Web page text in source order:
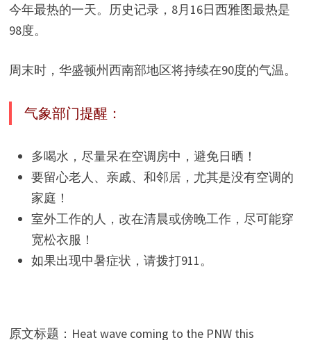
今年最热的一天。历史记录，8月16日西雅图最热是
98度。
周末时，华盛顿州西南部地区将持续在90度的气温。
气象部门提醒：
多喝水，尽量呆在空调房中，避免日晒！
要留心老人、亲戚、和邻居，尤其是没有空调的
家庭！
室外工作的人，改在清晨或傍晚工作，尽可能穿
宽松衣服！
如果出现中暑症状，请拨打911。
原文标题：Heat wave coming to the PNW this